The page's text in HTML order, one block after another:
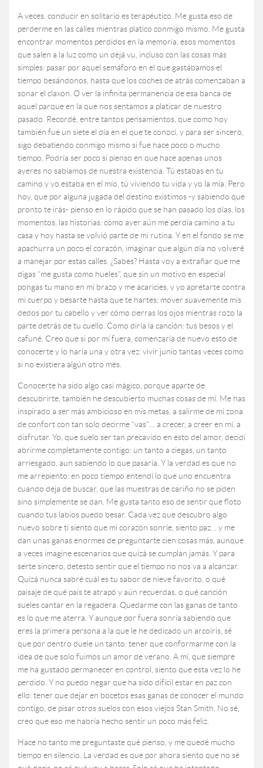
A veces, conducir en solitario es terapéutico. Me gusta eso de
perderme en las calles mientras platico conmigo mismo. Me gusta
encontrar momentos perdidos en la memoria, esos momentos
que salen a la luz como un dèjá vu, incluso con las cosas más
simples: pasar por aquel semáforo en el que gastábamos el
tiempo besándonos, hasta que los coches de atrás comenzaban a
sonar el claxon. O ver la infinita permanencia de esa banca de
aquel parque en la que nos sentamos a platicar de nuestro
pasado. Recordé, entre tantos pensamientos, que como hoy
también fue un siete el día en el que te conocí, y para ser sincero,
sigo debatiendo conmigo mismo si fue hace poco o mucho
tiempo. Podría ser poco si pienso en que hace apenas unos
ayeres no sabíamos de nuestra existencia. Tú estabas en tu
camino y yo estaba en el mío, tú viviendo tu vida y yo la mía. Pero
hoy, que por alguna jugada del destino existimos -y sabiendo que
pronto te irás- pienso en lo rápido que se han pasado los días, los
momentos, las historias: cómo ayer aún me perdía camino a tu
casa y hoy hasta se volvió parte de mi rutina. Y en el fondo se me
apachurra un poco el corazón, imaginar que algún día no volveré
a manejar por estas calles. ¿Sabes? Hasta voy a extrañar que me
digas “me gusta como hueles”, que sin un motivo en especial
pongas tu mano en mi brazo y me acaricies, y yo apretarte contra
mi cuerpo y besarte hasta que te hartes; mover suavemente mis
dedos por tu cabello y ver cómo cierras los ojos mientras rozo la
parte detrás de tu cuello. Como diría la canción: tus besos y el
cafuné. Creo que si por mí fuera, comenzaría de nuevo esto de
conocerte y lo haría una y otra vez: vivir junio tantas veces como
si no existiera algún otro mes.
Conocerte ha sido algo casi mágico, porque aparte de
descubrirte, también he descubierto muchas cosas de mí. Me has
inspirado a ser más ambicioso en mis metas, a salirme de mi zona
de confort con tan solo decirme “vas”… a crecer, a creer en mí, a
disfrutar. Yo, que suelo ser tan precavido en esto del amor, decidí
abrirme completamente contigo: un tanto a ciegas, un tanto
arriesgado, aun sabiendo lo que pasaría. Y la verdad es que no
me arrepiento: en poco tiempo entendí lo que uno encuentra
cuando deja de buscar, que las muestras de cariño no se piden
sino simplemente se dan. Me gusta tanto eso de sentir que floto
cuando tus labios puedo besar. Cada vez que descubro algo
nuevo sobre ti siento que mi corazón sonríe, siento paz… y me
dan unas ganas enormes de preguntarte cien cosas más, aunque
a veces imagine escenarios que quizá se cumplan jamás. Y para
serte sincero, detesto sentir que el tiempo no nos va a alcanzar.
Quizá nunca sabré cuál es tu sabor de nieve favorito, o qué
paisaje de qué país te atrapó y aún recuerdas, o qué canción
sueles cantar en la regadera. Quedarme con las ganas de tanto
es lo que me aterra. Y aunque por fuera sonría sabiendo que
eres la primera persona a la que le he dedicado un arcoíris, sé
que por dentro duele un tanto: tener que conformarme con la
idea de que solo fuimos un amor de verano. A mí, que siempre
me ha gustado permanecer en control, siento que esta vez lo he
perdido. Y no puedo negar que ha sido difícil estar en paz con
ello: tener que dejar en bocetos esas ganas de conocer el mundo
contigo, de pisar otros suelos con esos viejos Stan Smith. No sé,
creo que eso me habría hecho sentir un poco más feliz.
Hace no tanto me preguntaste qué pienso, y me quedé mucho
tiempo en silencio. La verdad es que por ahora siento que no sé